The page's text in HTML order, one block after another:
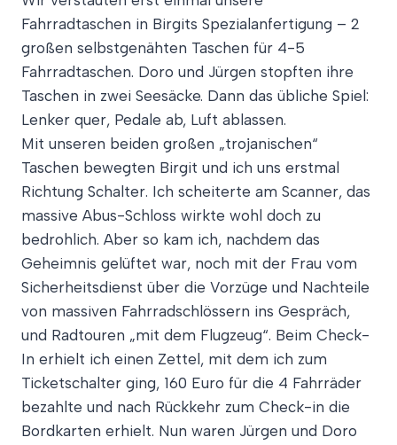
Fahrradtaschen in Birgits Spezialanfertigung – 2
großen selbstgenähten Taschen für 4-5
Fahrradtaschen. Doro und Jürgen stopften ihre
Taschen in zwei Seesäcke. Dann das übliche Spiel:
Lenker quer, Pedale ab, Luft ablassen.
Mit unseren beiden großen „trojanischen“
Taschen bewegten Birgit und ich uns erstmal
Richtung Schalter. Ich scheiterte am Scanner, das
massive Abus-Schloss wirkte wohl doch zu
bedrohlich. Aber so kam ich, nachdem das
Geheimnis gelüftet war, noch mit der Frau vom
Sicherheitsdienst über die Vorzüge und Nachteile
von massiven Fahrradschlössern ins Gespräch,
und Radtouren „mit dem Flugzeug“. Beim Check-
In erhielt ich einen Zettel, mit dem ich zum
Ticketschalter ging, 160 Euro für die 4 Fahrräder
bezahlte und nach Rückkehr zum Check-in die
Bordkarten erhielt. Nun waren Jürgen und Doro